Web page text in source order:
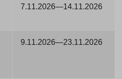
7.11.2026—14.11.2026
9.11.2026—23.11.2026